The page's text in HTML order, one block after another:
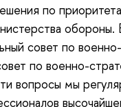
по
совет по
по военно-
вопросы мы